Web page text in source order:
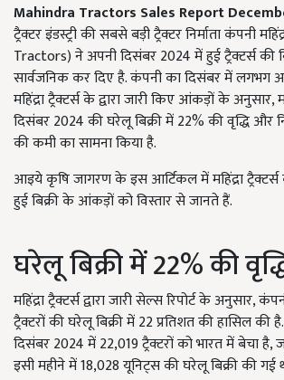
Mahindra Tractors Sales Report
ट्रैक्टर इंडस्ट्री की सबसे बड़ी ट्रैक्टर निर्माता कंपनी
Tractors) ने अपनी दिसंबर 2024 में हुई ट्रैक्टर्स
सार्वजनिक कर दिए है. कंपनी का दिसंबर में लगभग
महिंद्रा ट्रैक्टर्स के द्वारा जारी किए आंकड़ों के अनुसार,
दिसंबर 2024 की घरेलू बिक्री में 22% की वृद्धि और
की कमी का सामना किया है.
आइये कृषि जागरण के इस आर्टिकल में महिंद्रा
हुई बिक्री के आंकड़ों को विस्तार से जानते हैं.
घरेलू बिक्री में 22% की
महिंद्रा ट्रैक्टर्स द्वारा जारी सेल्स रिपोर्ट के अनुसार,
ट्रैक्टरों की घरेलू बिक्री में 22 प्रतिशत की हासिल की है.
दिसंबर 2024 में 22,019 ट्रैक्टरों को भारत में बेचा
इसी महीने में 18,028 यूनिट्स की घरेलू बिक्री की गई